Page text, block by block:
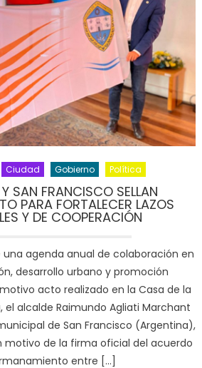
Ciudad Gobierno Política
SAN FRANCISCO SELLAN
PARA FORTALECER LAZOS
Y DE COOPERACIÓN
agenda anual de colaboración en
desarrollo urbano y promoción
acto realizado en la Casa de la
el alcalde Raimundo Agliati Marchant
de San Francisco (Argentina),
motivo de la firma oficial del acuerdo
entre […]